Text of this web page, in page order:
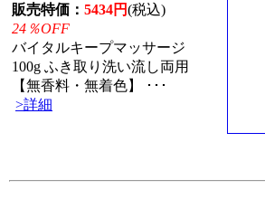
販売特価： 5434円(税込)
24％OFF
バイタルキープマッサージ
100g ふき取り洗い流し両用
【無香料・無着色】 ･･･
>詳細